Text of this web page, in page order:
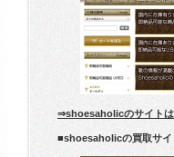
⇒shoesaholicのサイトは
■shoesaholicの買取サイ